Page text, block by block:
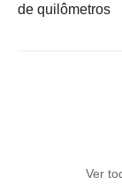
de quilômetros
Ver